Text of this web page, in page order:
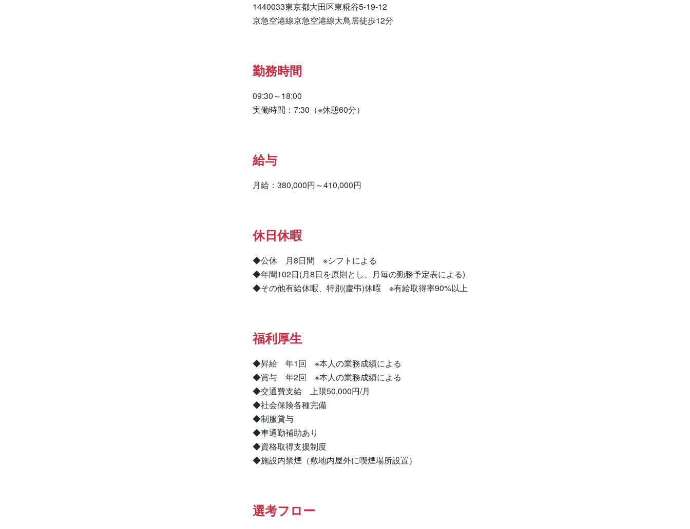
1440033東京都大田区東糀谷5-19-12
京急空港線京急空港線大鳥居徒歩12分
勤務時間
09:30～18:00
実働時間：7:30（※休憩60分）
給与
月給：380,000円～410,000円
休日休暇
◆公休　月8日間　※シフトによる
◆年間102日(月8日を原則とし、月毎の勤務予定表による)
◆その他有給休暇、特別(慶弔)休暇　※有給取得率90%以上
福利厚生
◆昇給　年1回　※本人の業務成績による
◆賞与　年2回　※本人の業務成績による
◆交通費支給　上限50,000円/月
◆社会保険各種完備
◆制服貸与
◆車通勤補助あり
◆資格取得支援制度
◆施設内禁煙（敷地内屋外に喫煙場所設置）
選考フロー